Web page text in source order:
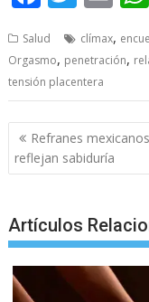
e
b
o
o
k
itt
er
ai
Salud clímax,
Orgasmo, penetración,
tensión placentera
Post
navigation
Refranes
reflejan sabiduría
Artículos